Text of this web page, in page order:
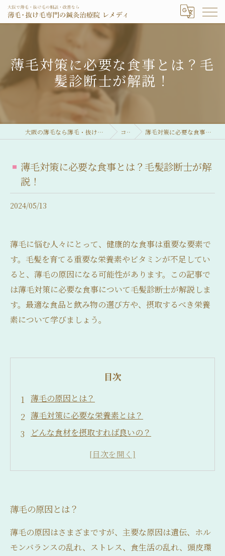
薄毛対策に必要な食事とは？毛
髪診断士が解説！
大阪の薄毛なら薄毛・抜け毛専門の鍼灸治療院 レメディ コラム 薄毛対策に必要な食事とは？毛髪診断士が解説！
薄毛対策に必要な食事とは？毛髪診断士が解
説！
2024/05/13
薄毛に悩む人々にとって、健康的な食事は重要な要素で
す。毛髪を育てる重要な栄養素やビタミンが不足してい
ると、薄毛の原因になる可能性があります。この記事で
は薄毛対策に必要な食事について毛髪診断士が解説しま
す。最適な食品と飲み物の選び方や、摂取するべき栄養
素について学びましょう。
目次
薄毛の原因とは？
薄毛対策に必要な栄養素とは？
どんな食材を摂取すれば良いの？
食生活以外にも気をつけるべき要素は？
薄毛の原因とは？
薄毛の原因はさまざまですが、主要な原因は遺伝、ホル
モンバランスの乱れ、ストレス、食生活の乱れ、頭皮環